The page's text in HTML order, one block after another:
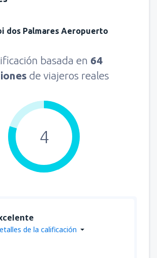
dos Palmares Aeropuerto
basada en 64
de viajeros reales
4
de la calificación